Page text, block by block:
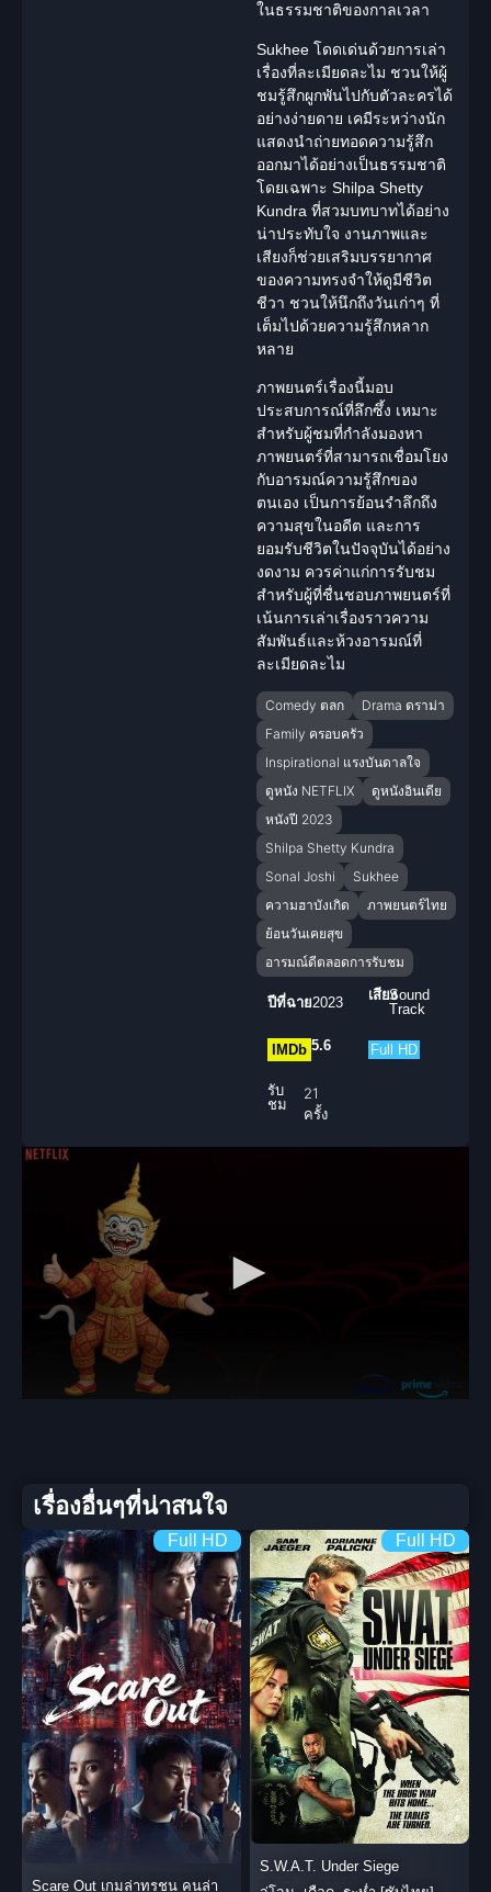
ในธรรมชาติของกาลเวลา
Sukhee โดดเด่นด้วยการเล่า
เรื่องที่ละเมียดละไม ชวนให้ผู้
ชมรู้สึกผูกพันไปกับตัวละครได้
อย่างง่ายดาย เคมีระหว่างนัก
แสดงนำถ่ายทอดความรู้สึก
ออกมาได้อย่างเป็นธรรมชาติ
โดยเฉพาะ Shilpa Shetty
Kundra ที่สวมบทบาทได้อย่าง
น่าประทับใจ งานภาพและ
เสียงก็ช่วยเสริมบรรยากาศ
ของความทรงจำให้ดูมีชีวิต
ชีวา ชวนให้นึกถึงวันเก่าๆ ที่
เต็มไปด้วยความรู้สึกหลาก
หลาย
ภาพยนตร์เรื่องนี้มอบ
ประสบการณ์ที่ลึกซึ้ง เหมาะ
สำหรับผู้ชมที่กำลังมองหา
ภาพยนตร์ที่สามารถเชื่อมโยง
กับอารมณ์ความรู้สึกของ
ตนเอง เป็นการย้อนรำลึกถึง
ความสุขในอดีต และการ
ยอมรับชีวิตในปัจจุบันได้อย่าง
งดงาม ควรค่าแก่การรับชม
สำหรับผู้ที่ชื่นชอบภาพยนตร์ที่
เน้นการเล่าเรื่องราวความ
สัมพันธ์และห้วงอารมณ์ที่
ละเมียดละไม
Comedy ตลก
Drama ดราม่า
Family ครอบครัว
Inspirational แรงบันดาลใจ
ดูหนัง NETFLIX
ดูหนังอินเดีย
หนังปี 2023
Shilpa Shetty Kundra
Sonal Joshi
Sukhee
ความฮาบังเกิด
ภาพยนตร์ไทย
ย้อนวันเคยสุข
อารมณ์ดีตลอดการรับชม
ปีที่ฉาย2023 เสียงSound
Track
IMDb 5.6 Full HD
รับ
ชม
21
ครั้ง
เรื่องอื่นๆที่น่าสนใจ
Full HD
Scare Out เกมล่าทรชน คนล่า
Full HD
S.W.A.T. Under Siege